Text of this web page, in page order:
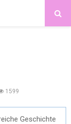
1599
Geschichte